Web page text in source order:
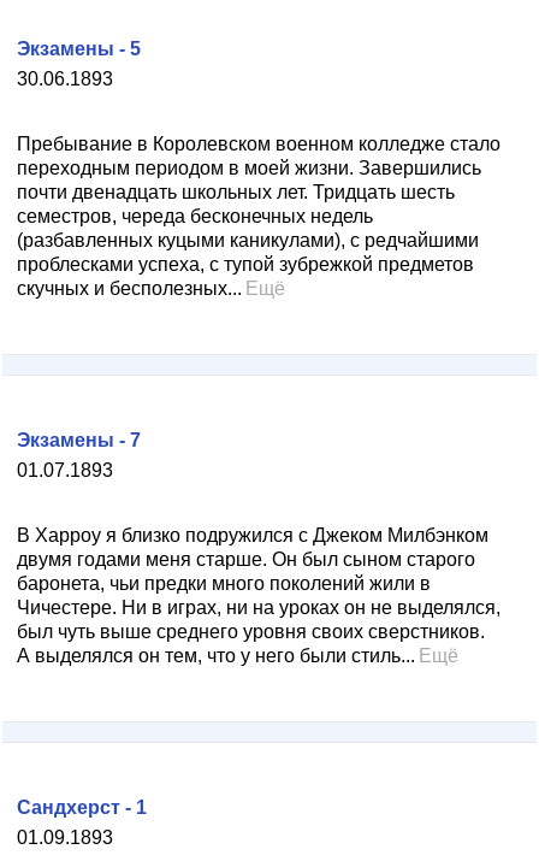
30.06.1893
Экзамены - 5
Пребывание в Королевском военном колледже стало
переходным периодом в моей жизни. Завершились
почти двенадцать школьных лет. Тридцать шесть
семестров, череда бесконечных недель
(разбавленных куцыми каникулами), с редчайшими
проблесками успеха, с тупой зубрежкой предметов
скучных и бесполезных... Ещё
01.07.1893
Экзамены - 7
В Харроу я близко подружился с Джеком Милбэнком
двумя годами меня старше. Он был сыном старого
баронета, чьи предки много поколений жили в
Чичестере. Ни в играх, ни на уроках он не выделялся,
был чуть выше среднего уровня своих сверстников.
А выделялся он тем, что у него были стиль... Ещё
01.09.1893
Сандхерст - 1